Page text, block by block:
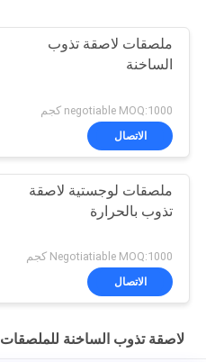
ملصقات لاصقة تذوب
الساخنة
negotiable MOQ:1000 كجم
الاتصال
ملصقات لوجستية لاصقة
تذوب بالحرارة
Negotiatiable MOQ:1000 كجم
الاتصال
لاصقة تذوب الساخنة للملصقات